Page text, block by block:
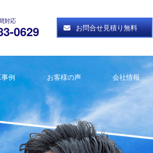
対応
0629 お問合せ見積り無料
例 お客様の声 会社情報